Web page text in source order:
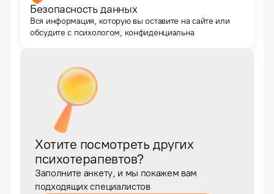
Безопасность данных
Вся информация, которую вы оставите на сайте или
обсудите с психологом, конфиденциальна
Хотите посмотреть других
психотерапевтов?
Заполните анкету, и мы покажем вам
подходящих специалистов